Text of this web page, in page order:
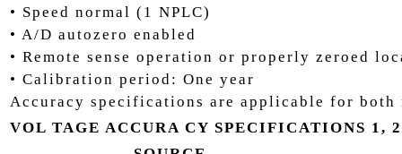
• Speed normal (1 NPLC)
• A/D autozero enabled
• Remote sense operation or properly zeroed
• Calibration period: One year
Accuracy specifications are applicable for both
VOL TAGE ACCURA CY SPECIFICATIONS 1, 2